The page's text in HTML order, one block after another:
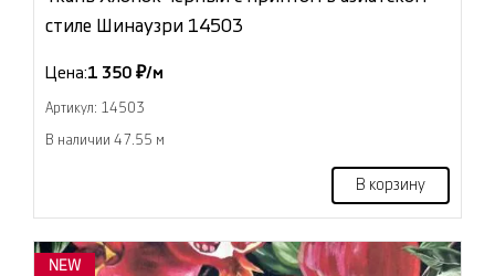
стиле Шинаузри 14503
Цена:1 350 ₽/м
Артикул: 14503
В наличии 47.55 м
В корзину
NEW